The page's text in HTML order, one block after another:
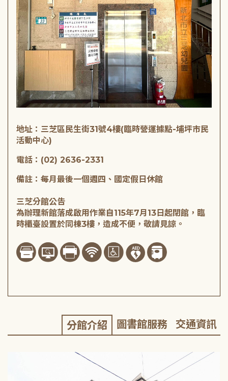
地址：三芝區民生街31號4樓(臨時營運據點-埔坪市民
活動中心)
電話：(02) 2636-2331
備註：每月最後一個週四、國定假日休館
三芝分館公告
為辦理新館落成啟用作業自115年7月13日起閉館，臨
時櫃臺設置於同棟3樓，造成不便，敬請見諒。
分館介紹 圖書館服務 交通資訊